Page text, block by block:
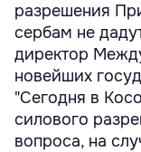
разрешения
сербам не
директор
новейших
"Сегодня в
силового
вопроса, на